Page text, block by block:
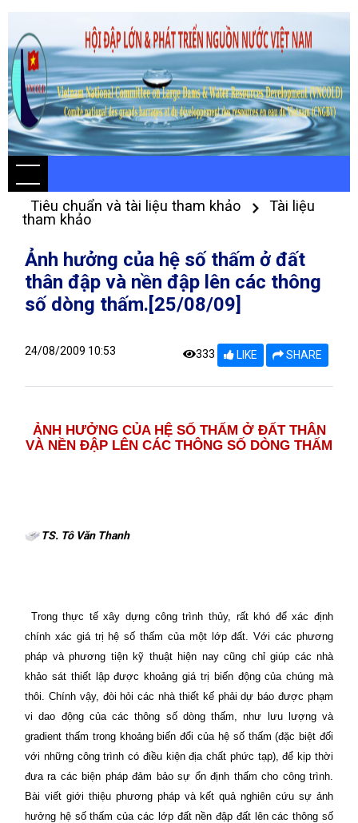
Tiêu chuẩn và tài liệu tham khảo
Tài liệu
tham khảo
Ảnh hưởng của hệ số thấm ở đất
thân đập và nền đập lên các thông
số dòng thấm.[25/08/09]
24/08/2009 10:53 333 LIKE SHARE
ẢNH HƯỞNG CỦA HỆ SỐ THẤM Ở ĐẤT THÂN
VÀ NỀN ĐẬP LÊN CÁC THÔNG SỐ DÒNG THẤM
TS. Tô Văn Thanh
Trong thực tế xây dựng công trình thủy, rất khó để xác định
chính xác giá trị hệ số thấm của một lớp đất. Với các phương
pháp và phương tiện kỹ thuật hiện nay cũng chỉ giúp các nhà
khảo sát thiết lập được khoảng giá trị biến động của chúng mà
thôi. Chính vậy, đòi hỏi các nhà thiết kế phải dự báo được phạm
vi dao động của các thông số dòng thấm, như lưu lượng và
gradient thấm trong khoảng biến đổi của hệ số thấm (đặc biệt đối
với những công trình có điều kiện địa chất phức tạp), để kịp thời
đưa ra các biện pháp đảm bảo sự ổn định thấm cho công trình.
Bài viết giới thiệu phương pháp và kết quả nghiên cứu sự ảnh
hưởng hệ số thấm của các lớp đất nền đập đất lên các thông số